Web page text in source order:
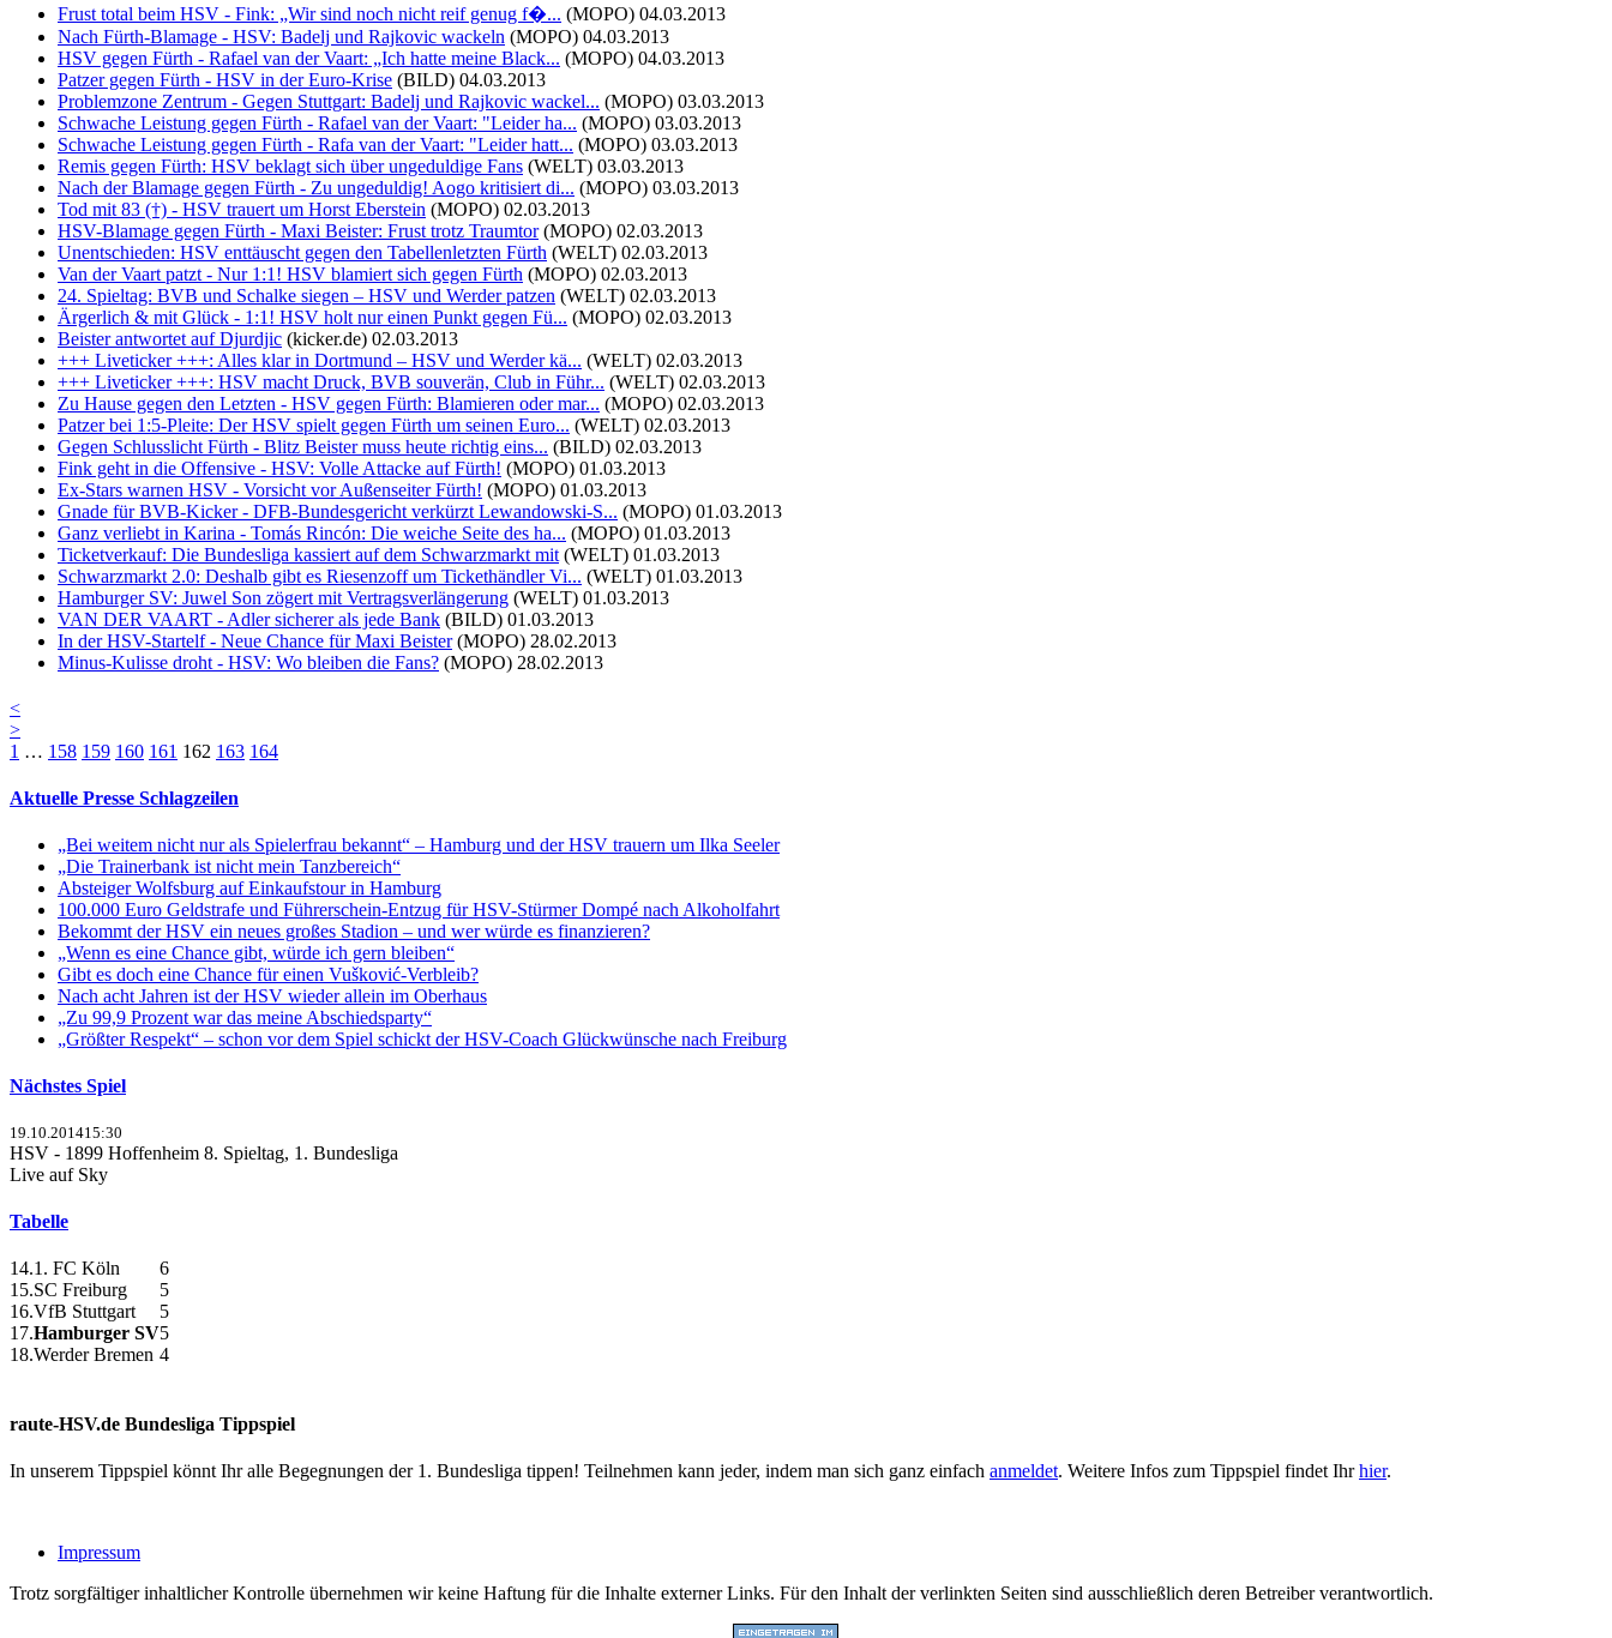
Frust total beim HSV - Fink: „Wir sind noch nicht reif genug f�... (MOPO) 04.03.2013
Nach Fürth-Blamage - HSV: Badelj und Rajkovic wackeln (MOPO) 04.03.2013
HSV gegen Fürth - Rafael van der Vaart: „Ich hatte meine Black... (MOPO) 04.03.2013
Patzer gegen Fürth - HSV in der Euro-Krise (BILD) 04.03.2013
Problemzone Zentrum - Gegen Stuttgart: Badelj und Rajkovic wackel... (MOPO) 03.03.2013
Schwache Leistung gegen Fürth - Rafael van der Vaart: "Leider ha... (MOPO) 03.03.2013
Schwache Leistung gegen Fürth - Rafa van der Vaart: "Leider hatt... (MOPO) 03.03.2013
Remis gegen Fürth: HSV beklagt sich über ungeduldige Fans (WELT) 03.03.2013
Nach der Blamage gegen Fürth - Zu ungeduldig! Aogo kritisiert di... (MOPO) 03.03.2013
Tod mit 83 (†) - HSV trauert um Horst Eberstein (MOPO) 02.03.2013
HSV-Blamage gegen Fürth - Maxi Beister: Frust trotz Traumtor (MOPO) 02.03.2013
Unentschieden: HSV enttäuscht gegen den Tabellenletzten Fürth (WELT) 02.03.2013
Van der Vaart patzt - Nur 1:1! HSV blamiert sich gegen Fürth (MOPO) 02.03.2013
24. Spieltag: BVB und Schalke siegen – HSV und Werder patzen (WELT) 02.03.2013
Ärgerlich & mit Glück - 1:1! HSV holt nur einen Punkt gegen Fü... (MOPO) 02.03.2013
Beister antwortet auf Djurdjic (kicker.de) 02.03.2013
+++ Liveticker +++: Alles klar in Dortmund – HSV und Werder kä... (WELT) 02.03.2013
+++ Liveticker +++: HSV macht Druck, BVB souverän, Club in Führ... (WELT) 02.03.2013
Zu Hause gegen den Letzten - HSV gegen Fürth: Blamieren oder mar... (MOPO) 02.03.2013
Patzer bei 1:5-Pleite: Der HSV spielt gegen Fürth um seinen Euro... (WELT) 02.03.2013
Gegen Schlusslicht Fürth - Blitz Beister muss heute richtig eins... (BILD) 02.03.2013
Fink geht in die Offensive - HSV: Volle Attacke auf Fürth! (MOPO) 01.03.2013
Ex-Stars warnen HSV - Vorsicht vor Außenseiter Fürth! (MOPO) 01.03.2013
Gnade für BVB-Kicker - DFB-Bundesgericht verkürzt Lewandowski-S... (MOPO) 01.03.2013
Ganz verliebt in Karina - Tomás Rincón: Die weiche Seite des ha... (MOPO) 01.03.2013
Ticketverkauf: Die Bundesliga kassiert auf dem Schwarzmarkt mit (WELT) 01.03.2013
Schwarzmarkt 2.0: Deshalb gibt es Riesenzoff um Tickethändler Vi... (WELT) 01.03.2013
Hamburger SV: Juwel Son zögert mit Vertragsverlängerung (WELT) 01.03.2013
VAN DER VAART - Adler sicherer als jede Bank (BILD) 01.03.2013
In der HSV-Startelf - Neue Chance für Maxi Beister (MOPO) 28.02.2013
Minus-Kulisse droht - HSV: Wo bleiben die Fans? (MOPO) 28.02.2013
<
>
1 … 158 159 160 161 162 163 164
Aktuelle Presse Schlagzeilen
„Bei weitem nicht nur als Spielerfrau bekannt“ – Hamburg und der HSV trauern um Ilka Seeler
„Die Trainerbank ist nicht mein Tanzbereich“
Absteiger Wolfsburg auf Einkaufstour in Hamburg
100.000 Euro Geldstrafe und Führerschein-Entzug für HSV-Stürmer Dompé nach Alkoholfahrt
Bekommt der HSV ein neues großes Stadion – und wer würde es finanzieren?
„Wenn es eine Chance gibt, würde ich gern bleiben“
Gibt es doch eine Chance für einen Vušković-Verbleib?
Nach acht Jahren ist der HSV wieder allein im Oberhaus
„Zu 99,9 Prozent war das meine Abschiedsparty“
„Größter Respekt“ – schon vor dem Spiel schickt der HSV-Coach Glückwünsche nach Freiburg
Nächstes Spiel
19.10.201415:30
HSV - 1899 Hoffenheim 8. Spieltag, 1. Bundesliga
Live auf Sky
Tabelle
14.1. FC Köln
6
15.SC Freiburg
5
16.VfB Stuttgart
5
17.Hamburger SV5
18.Werder Bremen 4
raute-HSV.de Bundesliga Tippspiel
In unserem Tippspiel könnt Ihr alle Begegnungen der 1. Bundesliga tippen! Teilnehmen kann jeder, indem man sich ganz einfach anmeldet. Weitere Infos zum Tippspiel findet Ihrhier.
Impressum
Trotz sorgfältiger inhaltlicher Kontrolle übernehmen wir keine Haftung für die Inhalte externer Links. Für den Inhalt der verlinkten Seiten sind ausschließlich deren Betreiber verantwortlich.